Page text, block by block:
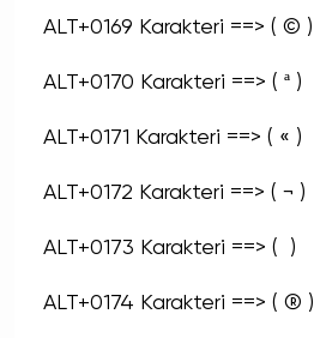
ALT+0169 Karakteri ==> ( © )
ALT+0170 Karakteri ==> ( ª )
ALT+0171 Karakteri ==> ( « )
ALT+0172 Karakteri ==> ( ¬ )
ALT+0173 Karakteri ==> ( ­ )
ALT+0174 Karakteri ==> ( ® )